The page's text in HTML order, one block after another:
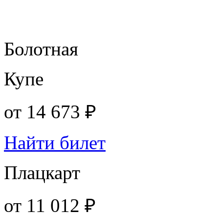
Болотная
Купе
от 14 673 ₽
Найти билет
Плацкарт
от 11 012 ₽